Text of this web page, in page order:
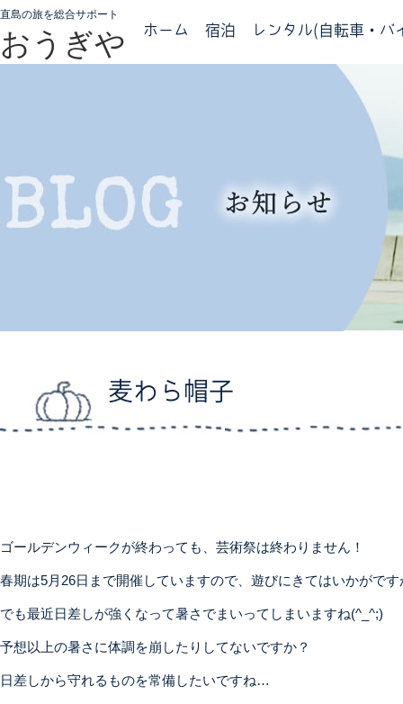
直島の旅を総合サポート
おうぎや ホーム 宿泊 レンタル(自転車・バ
麦わら帽子
ゴールデンウィークが終わっても、芸術祭は終わりません！
春期は5月26日まで開催していますので、遊びにきてはいかがです
でも最近日差しが強くなって暑さでまいってしまいますね(^_^;)
予想以上の暑さに体調を崩したりしてないですか？
日差しから守れるものを常備したいですね…